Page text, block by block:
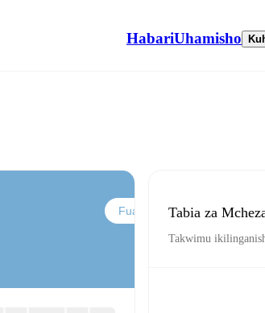
HabariUhamisho
Fuata Tabia za
Takwimu